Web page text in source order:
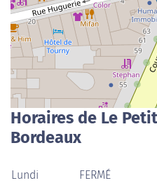
Horaires de Le
Bordeaux
Lundi
FERMÉ